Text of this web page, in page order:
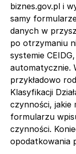
biznes.gov.pl i
samy
danych w
po otrzymaniu
systemie
automatycznie.
przykładowo
Klasyfikacji
czynności, jakie
formularzu
czynności.
opodatkowania